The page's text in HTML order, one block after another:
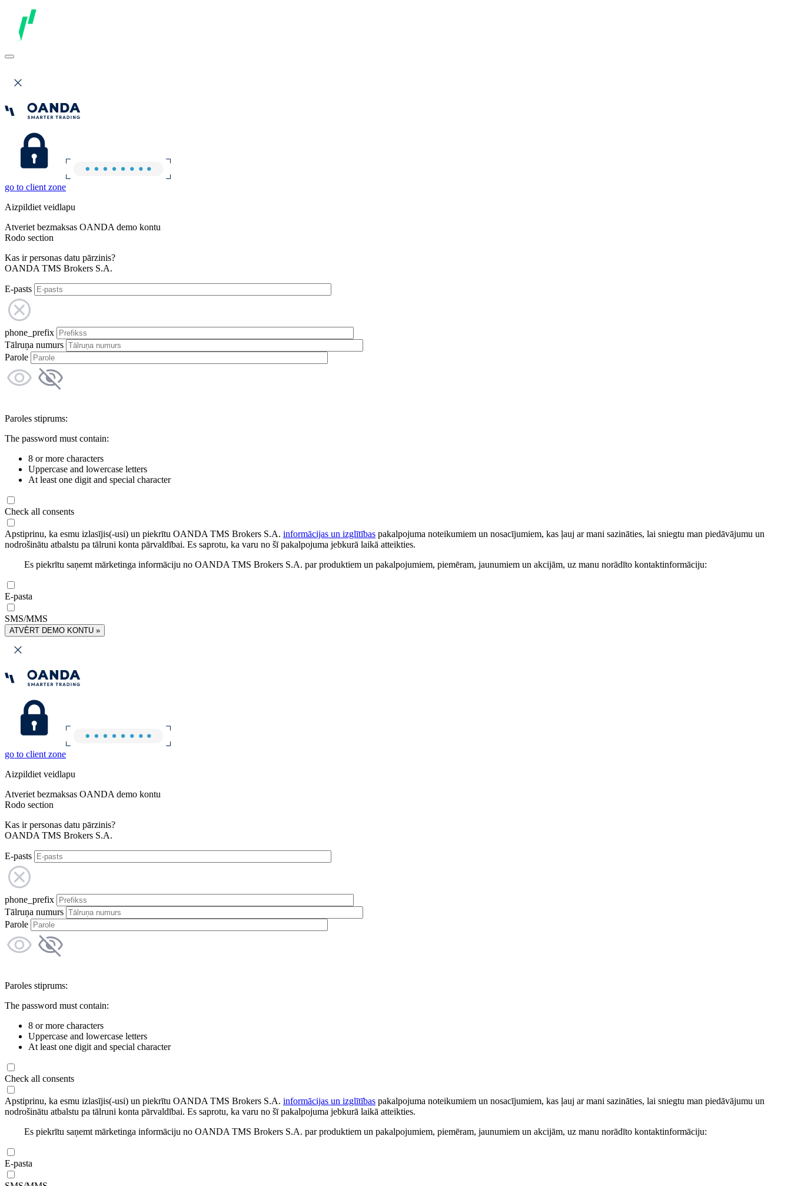
go to client zone
Aizpildiet veidlapu
Atveriet bezmaksas OANDA demo kontu
Rodo section
Kas ir personas datu pārzinis?
OANDA TMS Brokers S.A.
E-pasts
phone_prefix
Tālruņa numurs
Parole
Paroles stiprums:
The password must contain:
8 or more characters
Uppercase and lowercase letters
At least one digit and special character
Check all consents
Apstiprinu, ka esmu izlasījis(-usi) un piekrītu OANDA TMS Brokers S.A. informācijas un izglītības pakalpojuma noteikumiem un nosacījumiem, kas ļauj ar mani sazināties, lai sniegtu man piedāvājumu un
nodrošinātu atbalstu pa tālruni konta pārvaldībai. Es saprotu, ka varu no šī pakalpojuma jebkurā laikā atteikties.
Es piekrītu saņemt mārketinga informāciju no OANDA TMS Brokers S.A. par produktiem un pakalpojumiem, piemēram, jaunumiem un akcijām, uz manu norādīto kontaktinformāciju:
E-pasta
SMS/MMS
ATVĒRT DEMO KONTU »
go to client zone
Aizpildiet veidlapu
Atveriet bezmaksas OANDA demo kontu
Rodo section
Kas ir personas datu pārzinis?
OANDA TMS Brokers S.A.
E-pasts
phone_prefix
Tālruņa numurs
Parole
Paroles stiprums:
The password must contain:
8 or more characters
Uppercase and lowercase letters
At least one digit and special character
Check all consents
Apstiprinu, ka esmu izlasījis(-usi) un piekrītu OANDA TMS Brokers S.A. informācijas un izglītības pakalpojuma noteikumiem un nosacījumiem, kas ļauj ar mani sazināties, lai sniegtu man piedāvājumu un
nodrošinātu atbalstu pa tālruni konta pārvaldībai. Es saprotu, ka varu no šī pakalpojuma jebkurā laikā atteikties.
Es piekrītu saņemt mārketinga informāciju no OANDA TMS Brokers S.A. par produktiem un pakalpojumiem, piemēram, jaunumiem un akcijām, uz manu norādīto kontaktinformāciju:
E-pasta